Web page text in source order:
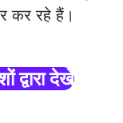
कर रहे हैं।
द्वारा देखें